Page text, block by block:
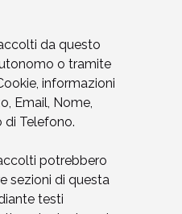
da questo
o tramite
informazioni
Email, Nome,
di Telefono.
potrebbero
sezioni di questa
testi